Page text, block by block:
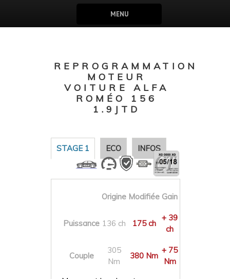
MENU
REPROGRAMMATION
MOTEUR
VOITURE ALFA
ROMÉO 156
1.9JTD
STAGE 1 ECO INFOS
Origine Modifiée Gain
Puissance 136 ch 175 ch
+ 39
ch
Couple
305
Nm
380 Nm
+ 75
Nm